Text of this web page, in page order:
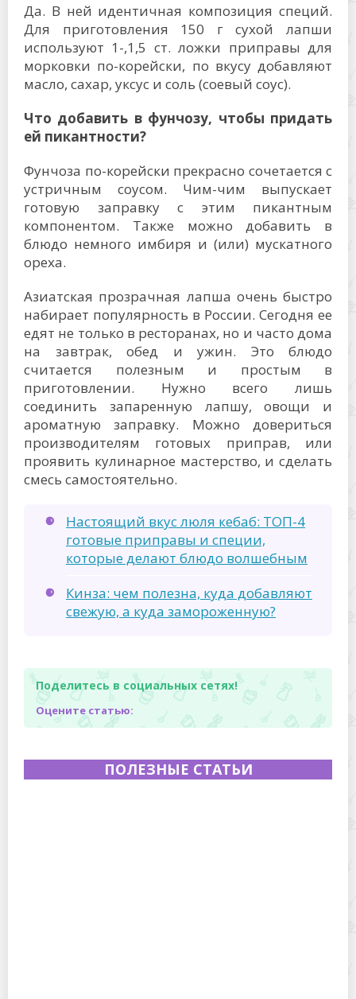
Да. В ней идентичная композиция специй.
Для приготовления 150 г сухой лапши
используют 1-,1,5 ст. ложки приправы для
морковки по-корейски, по вкусу добавляют
масло, сахар, уксус и соль (соевый соус).
Что добавить в фунчозу, чтобы придать
ей пикантности?
Фунчоза по-корейски прекрасно сочетается с
устричным соусом. Чим-чим выпускает
готовую заправку с этим пикантным
компонентом. Также можно добавить в
блюдо немного имбиря и (или) мускатного
ореха.
Азиатская прозрачная лапша очень быстро
набирает популярность в России. Сегодня ее
едят не только в ресторанах, но и часто дома
на завтрак, обед и ужин. Это блюдо
считается полезным и простым в
приготовлении. Нужно всего лишь
соединить запаренную лапшу, овощи и
ароматную заправку. Можно довериться
производителям готовых приправ, или
проявить кулинарное мастерство, и сделать
смесь самостоятельно.
Настоящий вкус люля кебаб: ТОП-4
готовые приправы и специи,
которые делают блюдо волшебным
Кинза: чем полезна, куда добавляют
свежую, а куда замороженную?
Поделитесь в социальных сетях!
Оцените статью:
ПОЛЕЗНЫЕ СТАТЬИ